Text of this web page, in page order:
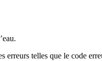
erreurs telles que le code